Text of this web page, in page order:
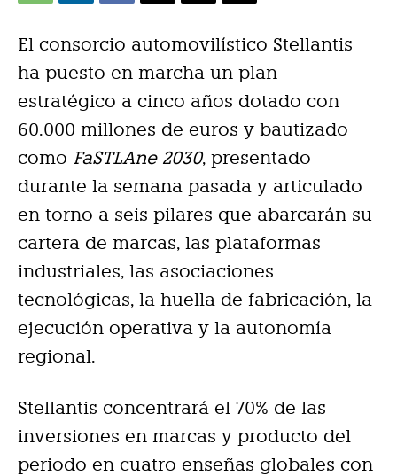
El consorcio automovilístico Stellantis
ha puesto en marcha un plan
estratégico a cinco años dotado con
60.000 millones de euros y bautizado
como FaSTLAne 2030, presentado
durante la semana pasada y articulado
en torno a seis pilares que abarcarán su
cartera de marcas, las plataformas
industriales, las asociaciones
tecnológicas, la huella de fabricación, la
ejecución operativa y la autonomía
regional.
Stellantis concentrará el 70% de las
inversiones en marcas y producto del
periodo en cuatro enseñas globales con